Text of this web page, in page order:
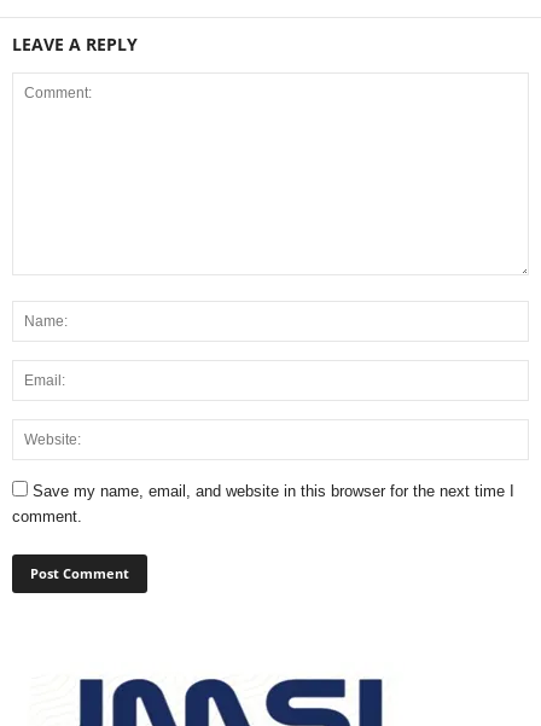
LEAVE A REPLY
Save my name, email, and website in this browser for the next time I
comment.